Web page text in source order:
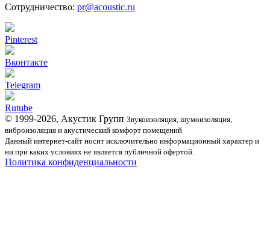
Сотрудничество: pr@acoustic.ru
Pinterest
Вконтакте
Telegram
Rutube
© 1999-2026, Акустик Групп Звукоизоляция, шумоизоляция,
виброизоляция и акустический комфорт помещений
Данный интернет-сайт носит исключительно информационный характер и
ни при каких условиях не является публичной офертой.
Политика конфиденциальности